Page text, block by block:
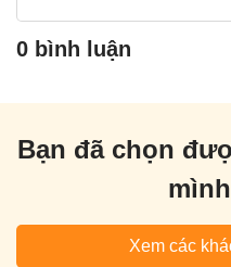
0 bình luận
Bạn đã chọn
Xem các